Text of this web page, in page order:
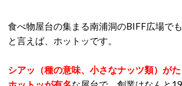
食べ物屋台の集まる南浦洞のBIFF広場で
と言えば、ホットッです。
シアッ（種の意味、小さなナッツ類）が